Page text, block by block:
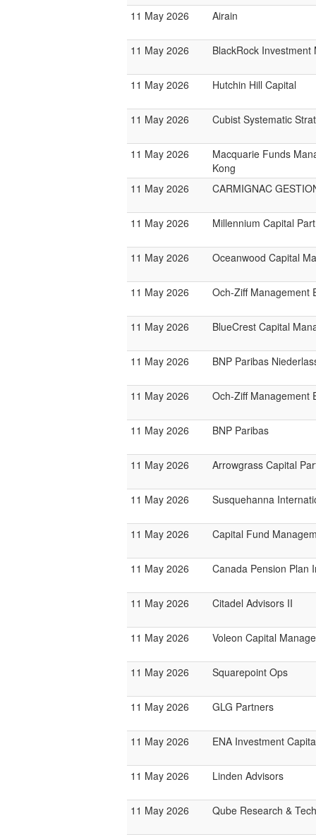
11 May 2026 Airain
11 May 2026 BlackRock Investment
11 May 2026 Hutchin Hill Capital
11 May 2026 Cubist Systematic
11 May 2026
Macquarie Funds
Kong
11 May 2026
CARMIGNAC
11 May 2026 Millennium Capital
11 May 2026 Oceanwood Capital
11 May 2026 Och-Ziff Management
11 May 2026 BlueCrest Capital
11 May 2026 BNP Paribas
11 May 2026 Och-Ziff Management
11 May 2026 BNP Paribas
11 May 2026 Arrowgrass Capital
11 May 2026 Susquehanna
11 May 2026 Capital Fund
11 May 2026 Canada Pension Plan
11 May 2026 Citadel Advisors II
11 May 2026 Voleon Capital
11 May 2026 Squarepoint Ops
11 May 2026 GLG Partners
11 May 2026 ENA Investment
11 May 2026 Linden Advisors
11 May 2026 Qube Research &